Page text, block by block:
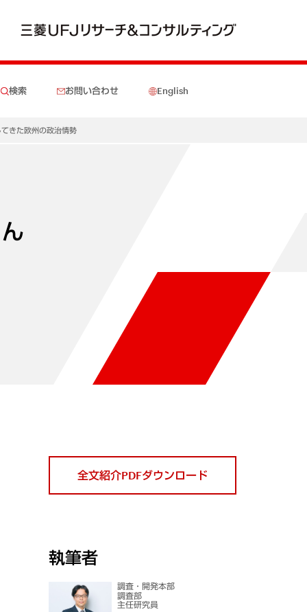
検索 お問い合わせ English
きた欧州の政治情勢
全文紹介PDFダウンロード
執筆者
調査・開発本部
調査部
主任研究員